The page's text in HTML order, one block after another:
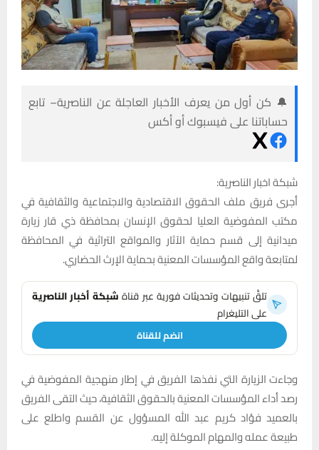
🔔 كن أول من يعرف الأخبار العاجلة عن الناصرية– تابع
حساباتنا على فيسبوك أو أكس
شبكة اخبار الناصرية:
أجرى فريق ملف الحقوق الاقتصادية والاجتماعية والثقافية في
مكتب المفوضية العليا لحقوق الإنسان بمحافظة ذي قار زيارة
ميدانية إلى قسم حماية الآثار والمواقع التراثية في المحافظة
لمتابعة واقع المؤسسات المعنية بحماية الإرث الحضاري.
تلقَّ تنبيهات وتحديثات فورية عبر قناةشبكة أخبار الناصرية
على التليغرام
انضم للقناة
وجاءت الزيارة التي نفذها الفريق في إطار منهجية المفوضية في
رصد أداء المؤسسات المعنية بالحقوق الثقافية، حيث التقى الفريق
بالعميد فؤاد كريم عبد الله المسؤول عن القسم واطلع على
طبيعة عمله والمهام الموكلة إليه.